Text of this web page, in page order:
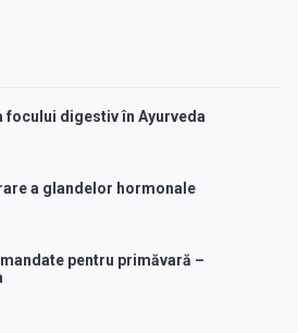
digestiv în Ayurveda
a glandelor hormonale
pentru primăvară –